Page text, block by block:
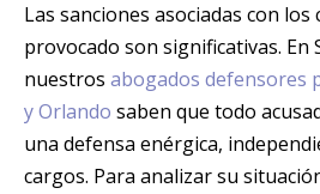
Las sanciones asociadas con
provocado son significativas. En
nuestros abogados defensores
y Orlando saben que todo
una defensa enérgica,
cargos. Para analizar su